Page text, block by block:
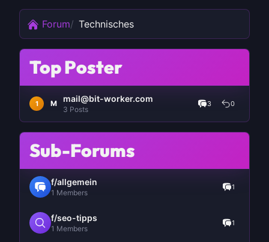
Forum Technisches
Top Poster
1 M mail@bit-worker.com
3 Posts
3 0
Sub-Forums
f/allgemein
1 Members
1
f/seo-tipps
1 Members
1